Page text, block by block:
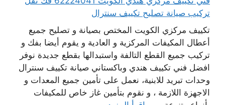
تركيب صيانة تصليح تكييف سنترال
تكييف مركزي الكويت المختص بصيانة و تصليح جميع
أعطال المكيفات المركزية و العادية و يقوم أيضا بفك و
تركيب جميع القطع التالفة واستبدالها بقطع جديدة نوفر
افضل فني تكييف هندي وباكستاني صيانة تكييف سنترال
وحدات تبريد للابنية، نعمل على تأمين جميع المعدات و
الاجهزة اللازمة ، و نقوم بتأمين غاز خاص للمكيفات